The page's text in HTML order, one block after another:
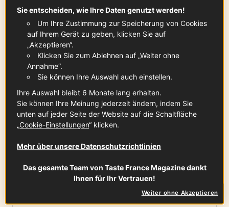
Zucker
120g
120gZum Produkt
Mehl
Sie entscheiden, wie Ihre Daten genutzt werden!
Um Ihre Zustimmung zur Speicherung von Cookies
auf Ihrem Gerät zu geben, klicken Sie auf
„Akzeptieren“.
Klicken Sie zum Ablehnen auf „Weiter ohne
Annahme“.
Sie können Ihre Auswahl auch einstellen.
Ihre Auswahl bleibt 6 Monate lang erhalten.
Sie können Ihre Meinung jederzeit ändern, indem Sie
unten auf jeder Seite der Website auf die Schaltfläche
„Cookie-Einstellungen“ klicken.
Mehr über unsere Datenschutzrichtlinien
Das gesamte Team von Taste France Magazine dankt
Ihnen für Ihr Vertrauen!
Weiter ohne Akzeptieren